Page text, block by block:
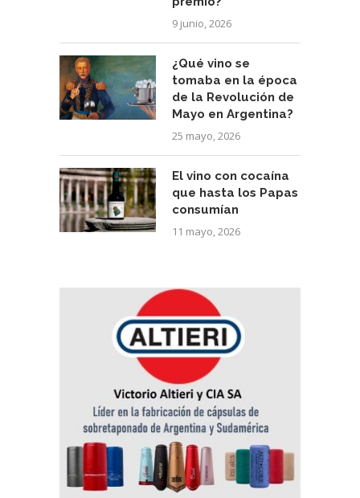
9 junio, 2026
¿Qué vino se
tomaba en la época
de la Revolución de
Mayo en Argentina?
25 mayo, 2026
El vino con cocaína
que hasta los Papas
consumían
11 mayo, 2026